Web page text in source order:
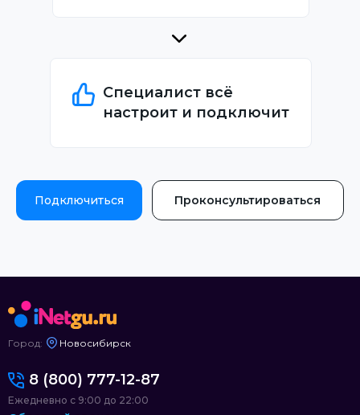
Специалист всё
настроит и подключит
Подключиться Проконсультироваться
Город: Новосибирск
8 (800) 777-12-87
Ежедневно с 9:00 до 22:00